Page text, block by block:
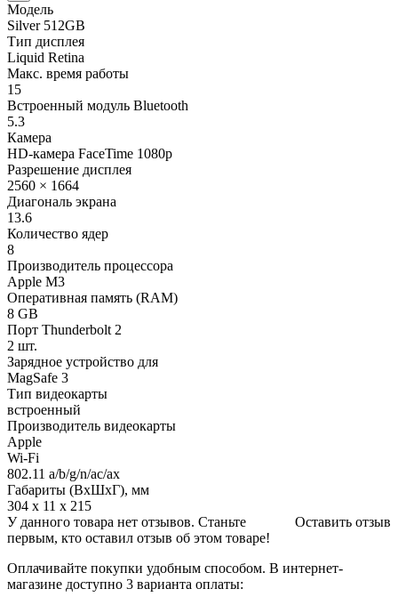
Модель
Silver 512GB
Тип дисплея
Liquid Retina
Макс. время работы
15
Встроенный модуль Bluetooth
5.3
Камера
HD-камера FaceTime 1080p
Разрешение дисплея
2560 × 1664
Диагональ экрана
13.6
Количество ядер
8
Производитель процессора
Apple M3
Оперативная память (RAM)
8 GB
Порт Thunderbolt 2
2 шт.
Зарядное устройство для
MagSafe 3
Тип видеокарты
встроенный
Производитель видеокарты
Apple
Wi-Fi
802.11 a/b/g/n/ac/ax
Габариты (ВхШхГ), мм
304 x 11 x 215
Оставить отзыв
У данного товара нет отзывов. Станьте
первым, кто оставил отзыв об этом товаре!
Оплачивайте покупки удобным способом. В интернет-
магазине доступно 3 варианта оплаты: